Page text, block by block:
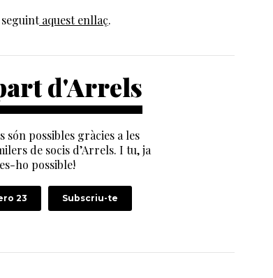
aquest enllaç.
d'Arrels
són possibles gràcies a les
de socis d’Arrels. I tu, ja
ho possible!
23 Subscriu-te